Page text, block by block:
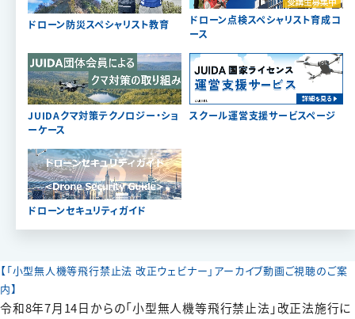
ドローン防災スペシャリスト教育
ドローン点検スペシャリスト育成コ
ース
JUIDAクマ対策テクノロジー・ショ
ーケース
スクール運営支援サービスページ
ドローンセキュリティガイド
【「小型無人機等飛行禁止法 改正ウェビナー」アーカイブ動画ご視聴のご案
内】
令和8年7月14日からの「小型無人機等飛行禁止法」改正法施行に